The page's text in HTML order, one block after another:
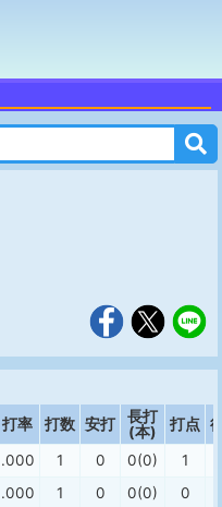
打率 打数 安打
長打
(本)
打点
.000 1 0 0(0) 1
.000 1 0 0(0) 0